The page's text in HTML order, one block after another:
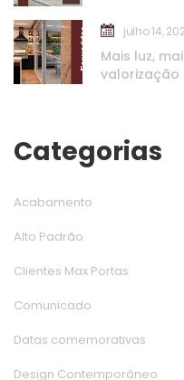
julho 14,
Mais luz,
valorização
Categoria
Acabamento
Alto Padrão
Clientes Max Porta
Comunicado
Datas comemorativa
Design Contemporâneo